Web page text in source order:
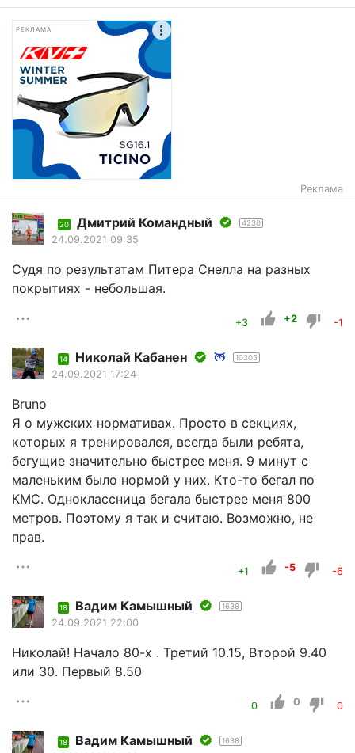
РЕКЛАМА
Реклама
20 Дмитрий Командный 4230
24.09.2021 09:35
Судя по результатам Питера Снелла на разных
покрытиях - небольшая.
+3 +2 -1
14 Николай Кабанен 10305
24.09.2021 17:24
Bruno
Я о мужских нормативах. Просто в секциях,
которых я тренировался, всегда были ребята,
бегущие значительно быстрее меня. 9 минут с
маленьким было нормой у них. Кто-то бегал по
КМС. Одноклассница бегала быстрее меня 800
метров. Поэтому я так и считаю. Возможно, не
прав.
+1 -5 -6
18 Вадим Камышный 1638
24.09.2021 22:00
Николай! Начало 80-х . Третий 10.15, Второй 9.40
или 30. Первый 8.50
0 0 0
18 Вадим Камышный 1638